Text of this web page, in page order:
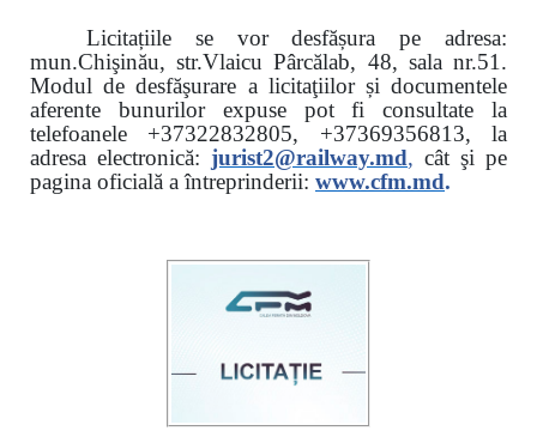
Licitațiile se vor desfășura pe adresa:
mun.Chişinău, str.Vlaicu Pârcălab, 48, sala nr.51.
Modul de desfăşurare a licitaţiilor și documentele
aferente bunurilor expuse pot fi consultate la
telefoanele +37322832805, +37369356813, la
adresa electronică: jurist2@railway.md, cât şi pe
pagina oficială a întreprinderii: www.cfm.md.